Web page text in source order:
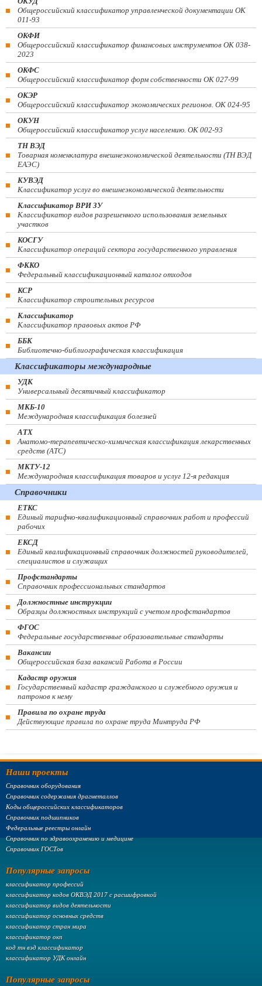
Общероссийский классификатор управленческой документации ОК
011-93
ОКФИ
Общероссийский классификатор финансовых инструментов OK 038-
2023
ОКФС
Общероссийский классификатор форм собственности ОК 027-99
ОКЭР
Общероссийский классификатор экономических регионов. ОК 024-95
ОКУН
Общероссийский классификатор услуг населению. ОК 002-93
ТН ВЭД
Товарная номенклатура внешнеэкономической деятельности (ТН ВЭД
ЕАЭС)
КУВЭД
Классификатор услуг во внешнеэкономической деятельности
Классификатор ВРИ ЗУ
Классификатор видов разрешенного использования земельных
участков
КОСГУ
Классификатор операций сектора государственного управления
ФККО
Федеральный классификационный каталог отходов
КСР
Классификатор строительных ресурсов
Классификатор
Классификатор правовых актов РФ
ББК
Библиотечно-библиографическая классификация
Классификаторы международные
УДК
Универсальный десятичный классификатор
МКБ-10
Международная классификация болезней
АТХ
Анатомо-терапевтическо-химическая классификация лекарственных
средств (ATC)
МКТУ-12
Международная классификация товаров и услуг 12-я редакция
Справочники
ЕТКС
Единый тарифно-квалификационный справочник работ и профессий
рабочих
ЕКСД
Единый квалификационный справочник должностей руководителей,
специалистов и служащих
Профстандарты
Справочник профессиональных стандартов
Должностные инструкции
Образцы должностных инструкций с учетом профстандартов
ФГОС
Федеральные государственные образовательные стандарты
Вакансии
Общероссийская база вакансий Работа в России
Кадастр оружия
Государственный кадастр гражданского и служебного оружия и
патронов к нему
Правила по охране труда
Действующие правила по охране труда Минтруда РФ
Наши проекты
Справочник оборудования
Справочник содержания драгметаллов
Коды общероссийских классификаторов
Справочник подшипников
Федеральные реестры онлайн
Справочник по здравоохранению и медицине
Справочник ГОСТов
Популярные запросы
классификатор профессий
классификатор кодов ОКВЭД 2017 с расшифровкой
классификатор видов деятельности
классификатор основных средств
классификатор стран мира
классификатор окп
код тн вэд классификатор
классификатор УДК онлайн
Популярные запросы